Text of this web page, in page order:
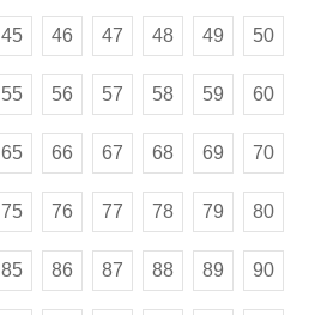
45 46 47 48 49 50
55 56 57 58 59 60
65 66 67 68 69 70
75 76 77 78 79 80
85 86 87 88 89 90